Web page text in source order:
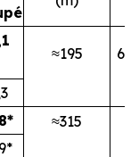
≈195
≈315